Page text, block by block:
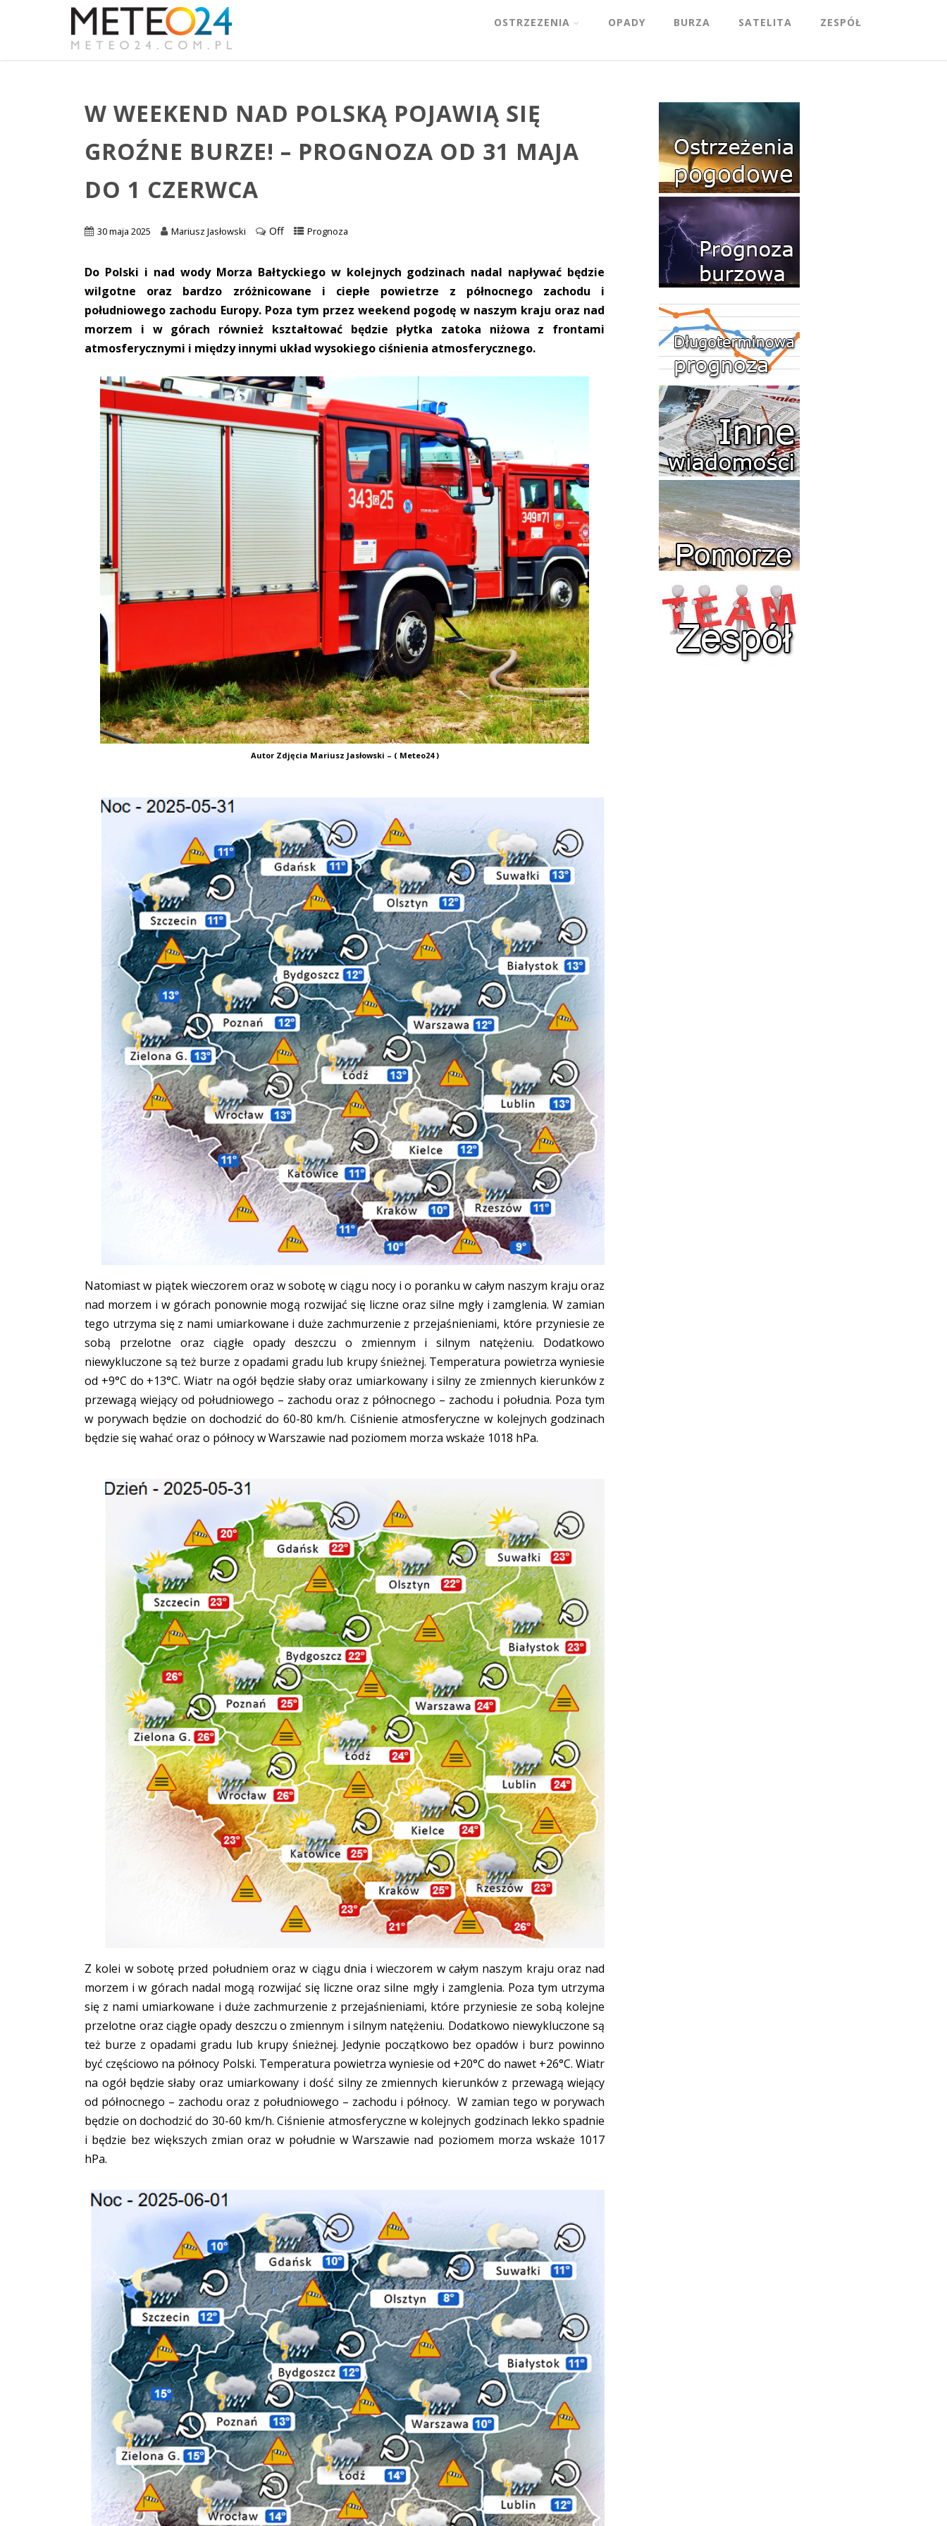
OSTRZEZENIA OPADY BURZA SATELITA ZESPÓŁ
W WEEKEND NAD POLSKĄ POJAWIĄ SIĘ
GROŹNE BURZE! – PROGNOZA OD 31 MAJA
DO 1 CZERWCA
30 maja 2025 Mariusz Jasłowski Off Prognoza
Do Polski i nad wody Morza Bałtyckiego w kolejnych godzinach nadal napływać będzie
wilgotne oraz bardzo zróżnicowane i ciepłe powietrze z północnego zachodu i
południowego zachodu Europy. Poza tym przez weekend pogodę w naszym kraju oraz nad
morzem i w górach również kształtować będzie płytka zatoka niżowa z frontami
atmosferycznymi i między innymi układ wysokiego ciśnienia atmosferycznego.
Autor Zdjęcia Mariusz Jasłowski – ( Meteo24 )
Natomiast w piątek wieczorem oraz w sobotę w ciągu nocy i o poranku w całym naszym kraju oraz
nad morzem i w górach ponownie mogą rozwijać się liczne oraz silne mgły i zamglenia. W zamian
tego utrzyma się z nami umiarkowane i duże zachmurzenie z przejaśnieniami, które przyniesie ze
sobą przelotne oraz ciągłe opady deszczu o zmiennym i silnym natężeniu. Dodatkowo
niewykluczone są też burze z opadami gradu lub krupy śnieżnej. Temperatura powietrza wyniesie
od +9°C do +13°C. Wiatr na ogół będzie słaby oraz umiarkowany i silny ze zmiennych kierunków z
przewagą wiejący od południowego – zachodu oraz z północnego – zachodu i południa. Poza tym
w porywach będzie on dochodzić do 60-80 km/h. Ciśnienie atmosferyczne w kolejnych godzinach
będzie się wahać oraz o północy w Warszawie nad poziomem morza wskaże 1018 hPa.
Z kolei w sobotę przed południem oraz w ciągu dnia i wieczorem w całym naszym kraju oraz nad
morzem i w górach nadal mogą rozwijać się liczne oraz silne mgły i zamglenia. Poza tym utrzyma
się z nami umiarkowane i duże zachmurzenie z przejaśnieniami, które przyniesie ze sobą kolejne
przelotne oraz ciągłe opady deszczu o zmiennym i silnym natężeniu. Dodatkowo niewykluczone są
też burze z opadami gradu lub krupy śnieżnej. Jedynie początkowo bez opadów i burz powinno
być częściowo na północy Polski. Temperatura powietrza wyniesie od +20°C do nawet +26°C. Wiatr
na ogół będzie słaby oraz umiarkowany i dość silny ze zmiennych kierunków z przewagą wiejący
od północnego – zachodu oraz z południowego – zachodu i północy. W zamian tego w porywach
będzie on dochodzić do 30-60 km/h. Ciśnienie atmosferyczne w kolejnych godzinach lekko spadnie
i będzie bez większych zmian oraz w południe w Warszawie nad poziomem morza wskaże 1017
hPa.